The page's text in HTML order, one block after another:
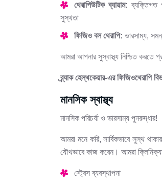
থেরাপিউটিক ব্যায়াম: ব্যক্তিগত
সুস্থতা
ফিজিও বল থেরাপি: ভারসাম্য,
আমরা আপনার সুস্বাস্থ্য নিশ্চিত করতে
ব্র্যাক হেল্‌থকেয়ার-এর
মানসিক স্বাস্থ্য
মানসিক পরিচর্যা ও ভারসাম্য পুনরুদ্ধার!
আমরা মনে করি, সার্বিকভাবে সুস্থ
যৌথভাবে কাজ করেন। আমরা
স্ট্রেস ব্যবস্থাপনা